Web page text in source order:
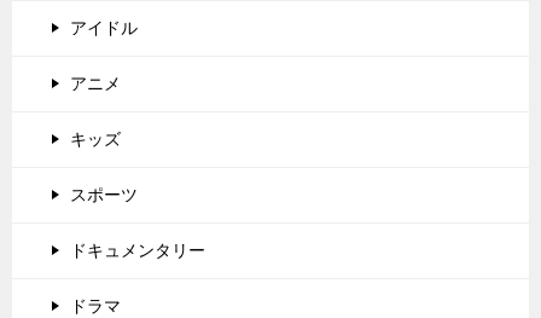
アイドル
アニメ
キッズ
スポーツ
ドキュメンタリー
ドラマ